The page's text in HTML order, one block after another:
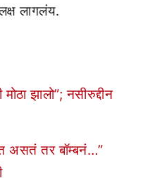
लागलंय.
झालो”; नसीरुद्दीन
असतं तर बॉम्बनं…”